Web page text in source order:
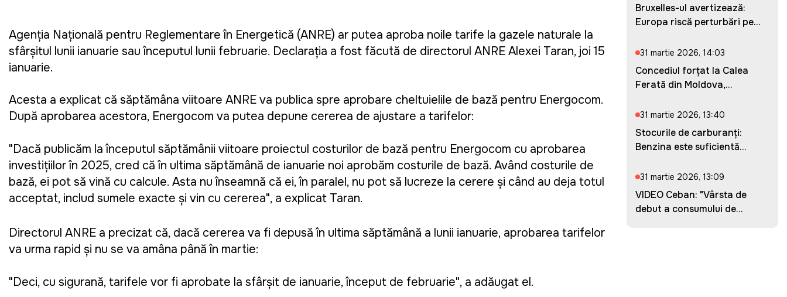
Agenția Națională pentru Reglementare în Energetică (ANRE) ar putea aproba noile tarife la gazele naturale la
sfârșitul lunii ianuarie sau începutul lunii februarie. Declaraţia a fost făcută de directorul ANRE Alexei Taran, joi 15
ianuarie.
Acesta a explicat că săptămâna viitoare ANRE va publica spre aprobare cheltuielile de bază pentru Energocom.
După aprobarea acestora, Energocom va putea depune cererea de ajustare a tarifelor:
"Dacă publicăm la începutul săptămânii viitoare proiectul costurilor de bază pentru Energocom cu aprobarea
investițiilor în 2025, cred că în ultima săptămână de ianuarie noi aprobăm costurile de bază. Având costurile de
bază, ei pot să vină cu calcule. Asta nu înseamnă că ei, în paralel, nu pot să lucreze la cerere și când au deja totul
acceptat, includ sumele exacte și vin cu cererea", a explicat Taran.
Directorul ANRE a precizat că, dacă cererea va fi depusă în ultima săptămână a lunii ianuarie, aprobarea tarifelor
va urma rapid și nu se va amâna până în martie:
"Deci, cu siguranță, tarifele vor fi aprobate la sfârșit de ianuarie, început de februarie", a adăugat el.
Bruxelles-ul avertizează:
Europa riscă perturbări pe...
31 martie 2026, 14:03
Concediul forțat la Calea
Ferată din Moldova,
31 martie 2026, 13:40
Stocurile de carburanți:
Benzina este suficientă
31 martie 2026, 13:09
VIDEO Ceban: "Vârsta de
debut a consumului de